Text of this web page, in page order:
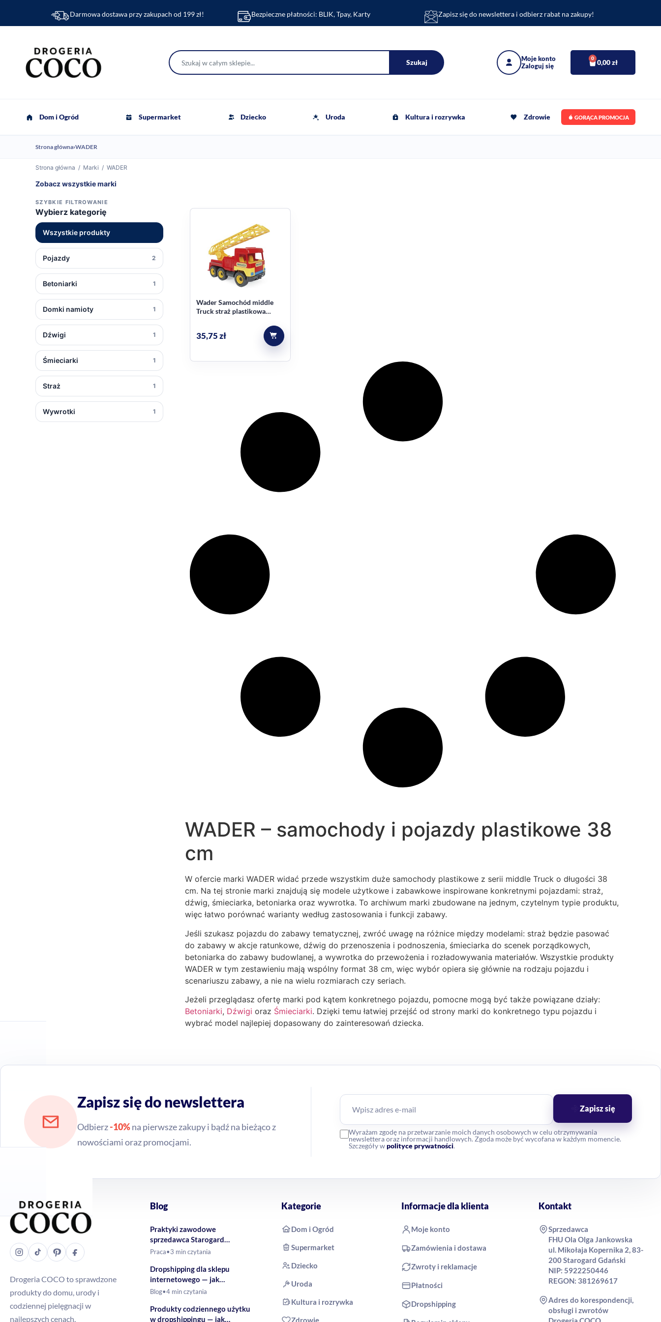
Darmowa dostawa przy zakupach od 199 zł! Bezpieczne płatności: BLIK, Tpay, Karty Zapisz się do newslettera i odbierz rabat na zakupy!
Szukaj 0,00zł
0
Dom i Ogród Supermarket Dziecko Uroda Kultura i rozrywka Zdrowie GORĄCA PROMOCJA
Strona główna›WADER
Strona główna / Marki / WADER
Zobacz wszystkie marki
SZYBKIE FILTROWANIE
Wybierz kategorię
Wszystkie produkty
Pojazdy 2
Betoniarki 1
Domki namioty 1
Dźwigi 1
Śmieciarki 1
Straż 1
Wywrotki 1
Wader Samochód middle
Truck straż plastikowa
35,75zł
WADER – samochody i pojazdy plastikowe 38
cm
W ofercie marki WADER widać przede wszystkim duże samochody plastikowe z serii middle Truck o długości 38
cm. Na tej stronie marki znajdują się modele użytkowe i zabawkowe inspirowane konkretnymi pojazdami: straż,
dźwig, śmieciarka, betoniarka oraz wywrotka. To archiwum marki zbudowane na jednym, czytelnym typie produktu,
więc łatwo porównać warianty według zastosowania i funkcji zabawy.
Jeśli szukasz pojazdu do zabawy tematycznej, zwróć uwagę na różnice między modelami: straż będzie pasować
do zabawy w akcje ratunkowe, dźwig do przenoszenia i podnoszenia, śmieciarka do scenek porządkowych,
betoniarka do zabawy budowlanej, a wywrotka do przewożenia i rozładowywania materiałów. Wszystkie produkty
WADER w tym zestawieniu mają wspólny format 38 cm, więc wybór opiera się głównie na rodzaju pojazdu i
scenariuszu zabawy, a nie na wielu rozmiarach czy seriach.
Jeżeli przeglądasz ofertę marki pod kątem konkretnego pojazdu, pomocne mogą być także powiązane działy:
Betoniarki, Dźwigi oraz Śmieciarki. Dzięki temu łatwiej przejść od strony marki do konkretnego typu pojazdu i
wybrać model najlepiej dopasowany do zainteresowań dziecka.
Zapisz się do newslettera
Odbierz-10%na pierwsze zakupy i bądź na bieżąco z
nowościami oraz promocjami.
Wyrażam zgodę na przetwarzanie moich danych osobowych w celu otrzymywania
newslettera oraz informacji handlowych. Zgoda może być wycofana w każdym momencie.
Szczegóły wpolityce prywatności.
Zapisz się
Drogeria COCO to sprawdzone
produkty do domu, urody i
codziennej pielęgnacji w
najlepszych cenach.
Blog
Praktyki zawodowe
sprzedawca Starogard
Gdański – Drogeria COCO
Praca•3 min czytania
Dropshipping dla sklepu
internetowego — jak
rozszerzyć ofertę o produkty
Blog•4 min czytania
Produkty codziennego użytku
w dropshippingu — jak
Kategorie
Dom i Ogród
Supermarket
Dziecko
Uroda
Kultura i rozrywka
Zdrowie
Informacje dla klienta
Moje konto
Zamówienia i dostawa
Zwroty i reklamacje
Płatności
Dropshipping
Kontakt
Sprzedawca
FHU Ola Olga Jankowska
ul. Mikołaja Kopernika 2, 83-
200 Starogard Gdański
NIP: 5922250446
REGON: 381269617
Adres do korespondencji,
obsługi i zwrotów